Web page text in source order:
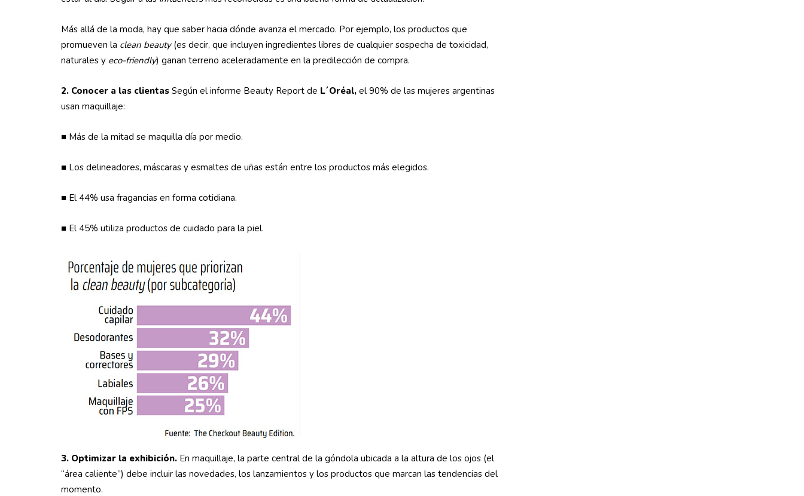
Más allá de la moda, hay que saber hacia dónde avanza el mercado. Por ejemplo, los productos que
promueven la clean beauty(es decir, que incluyen ingredientes libres de cualquier sospecha de toxicidad,
naturales y eco-friendly) ganan terreno aceleradamente en la predilección de compra.
2. Conocer a las clientas Según el informe Beauty Report de L´Oréal, el 90% de las mujeres argentinas
usan maquillaje:
■ Más de la mitad se maquilla día por medio.
■ Los delineadores, máscaras y esmaltes de uñas están entre los productos más elegidos.
■ El 44% usa fragancias en forma cotidiana.
■ El 45% utiliza productos de cuidado para la piel.
3. Optimizar la exhibición. En maquillaje, la parte central de la góndola ubicada a la altura de los ojos (el
“área caliente”) debe incluir las novedades, los lanzamientos y los productos que marcan las tendencias del
momento.